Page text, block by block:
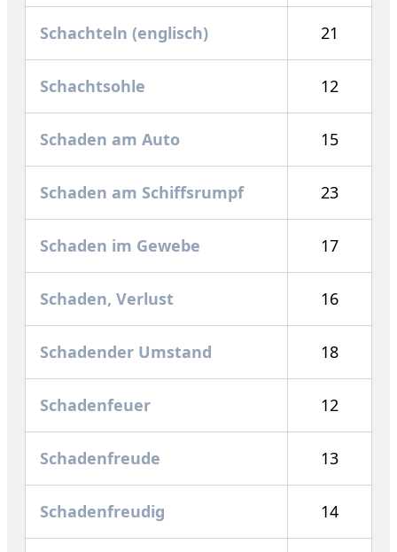
Schachteln (englisch) 21
Schachtsohle 12
Schaden am Auto 15
Schaden am Schiffsrumpf 23
Schaden im Gewebe 17
Schaden, Verlust 16
Schadender Umstand 18
Schadenfeuer 12
Schadenfreude 13
Schadenfreudig 14